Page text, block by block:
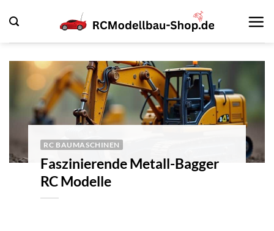
Inhalt
springen
RC BAUMASCHINEN
Faszinierende Metall-Bagger
RC Modelle